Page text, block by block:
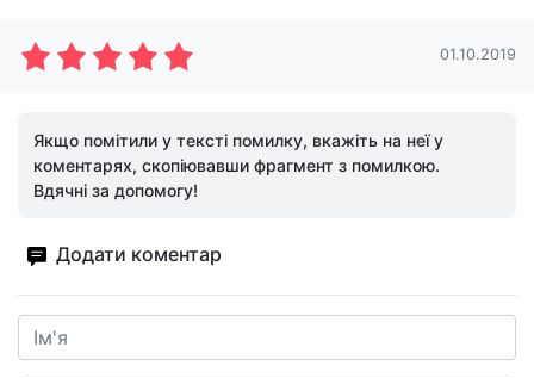
01.10.2019
Якщо помітили у тексті помилку, вкажіть на неї у
коментарях, скопіювавши фрагмент з помилкою.
Вдячні за допомогу!
Додати коментар